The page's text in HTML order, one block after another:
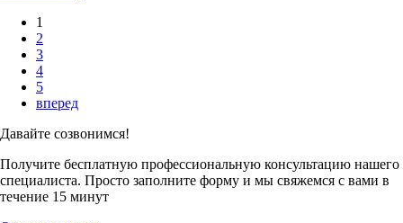
1
2
3
4
5
вперед
Давайте созвонимся!
Получите бесплатную профессиональную консультацию нашего
специалиста. Просто заполните форму и мы свяжемся с вами в
течение 15 минут